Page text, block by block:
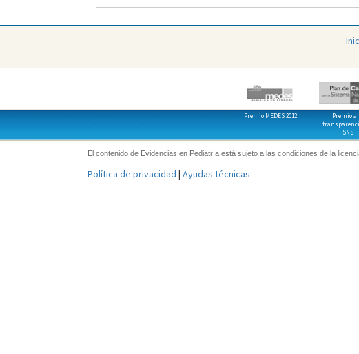
Premio MEDES 2012
Premio a
SNS
El contenido de Evidencias en Pediatría está sujeto a las condiciones de la
Política de privacidad | Ayudas técnicas